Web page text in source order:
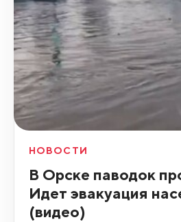
НОВОСТИ
В Орске паводок
Идет эвакуация
(видео)